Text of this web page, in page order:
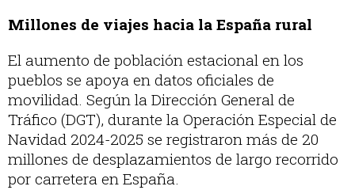
Millones de viajes hacia la España rural
El aumento de población estacional en los
pueblos se apoya en datos oficiales de
movilidad. Según la Dirección General de
Tráfico (DGT), durante la Operación Especial de
Navidad 2024-2025 se registraron más de 20
millones de desplazamientos de largo recorrido
por carretera en España.